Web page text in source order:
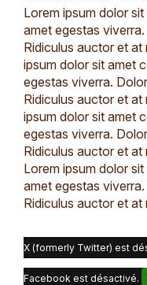
Lorem ipsum dolor
amet egestas
Ridiculus auctor et
ipsum dolor sit amet
egestas viverra.
Ridiculus auctor et
ipsum dolor sit amet
egestas viverra.
Ridiculus auctor et
Lorem ipsum dolor
amet egestas
Ridiculus auctor et
X (formerly Twitter) est
Facebook est désactivé.